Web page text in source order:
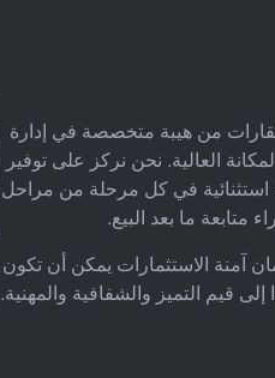
من هيبة متخصصة في إدارة
العالية. نحن نركز على توفير
في كل مرحلة من مراحل
متابعة ما بعد البيع.
آمنة الاستثمارات يمكن أن تكون
إلى قيم التميز والشفافية والمهنية.